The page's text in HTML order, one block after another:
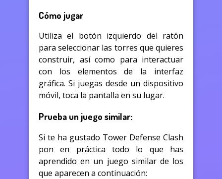
Cómo jugar
Utiliza el botón izquierdo del ratón
para seleccionar las torres que quieres
construir, así como para interactuar
con los elementos de la interfaz
gráfica. Si juegas desde un dispositivo
móvil, toca la pantalla en su lugar.
Prueba un juego similar:
Si te ha gustado Tower Defense Clash
pon en práctica todo lo que has
aprendido en un juego similar de los
que aparecen a continuación: